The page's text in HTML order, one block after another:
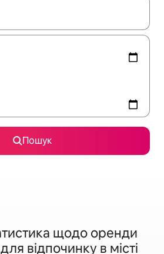
пошуку, використовуйте для
Пошук
щодо оренди
відпочинку в місті